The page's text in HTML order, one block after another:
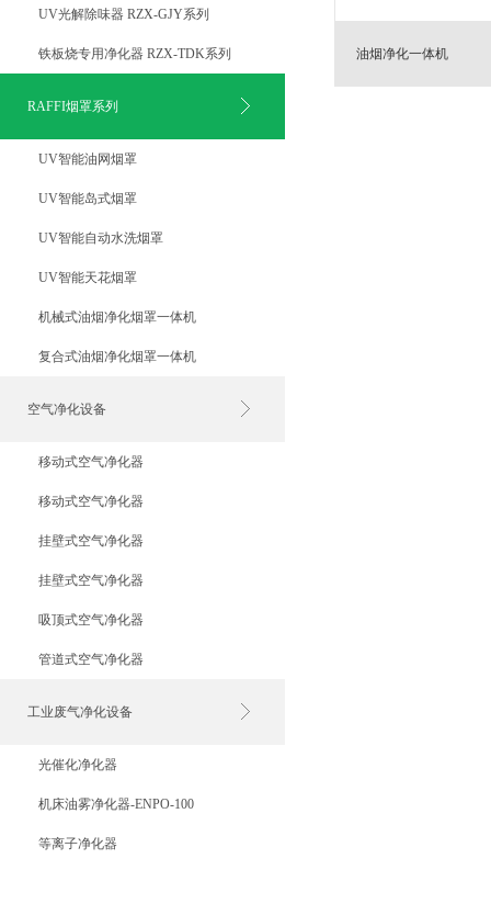
UV光解除味器 RZX-GJY系列
铁板烧专用净化器 RZX-TDK系列
RAFFI烟罩系列
UV智能油网烟罩
UV智能岛式烟罩
UV智能自动水洗烟罩
UV智能天花烟罩
机械式油烟净化烟罩一体机
复合式油烟净化烟罩一体机
空气净化设备
移动式空气净化器
移动式空气净化器
挂壁式空气净化器
挂壁式空气净化器
吸顶式空气净化器
管道式空气净化器
工业废气净化设备
光催化净化器
机床油雾净化器-ENPO-100
等离子净化器
油烟净化一体机